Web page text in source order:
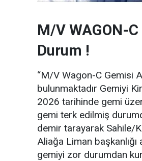
M/V WAGON-
Durum !
“M/V Wagon-C Gemisi
bulunmaktadır Gemiyi
2026 tarihinde gemi
gemi terk edilmiş
demir tarayarak Sahile/
Aliağa Liman
gemiyi zor durumdan